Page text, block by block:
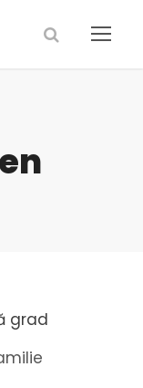
grad